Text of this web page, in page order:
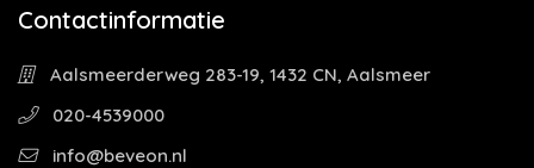
Contactinformatie
Aalsmeerderweg 283-19, 1432 CN, Aalsmeer
020-4539000
info@beveon.nl